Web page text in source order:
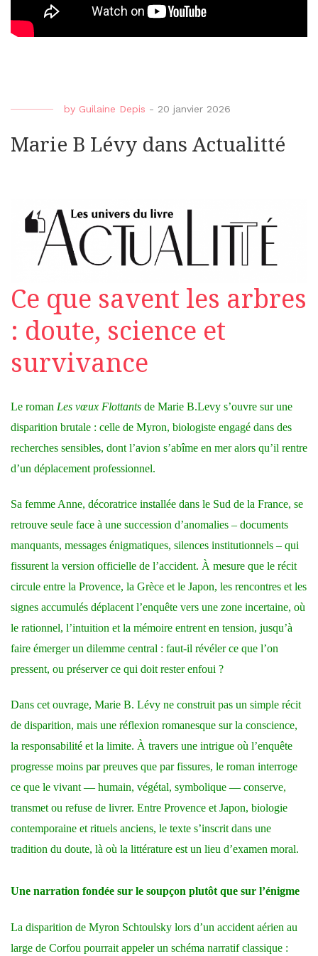
by Guilaine Depis - 20 janvier 2026
Marie B Lévy dans Actualitté
Ce que savent les arbres
: doute, science et
survivance
Le roman Les vœux Flottants de Marie B.Levy s’ouvre sur une
disparition brutale : celle de Myron, biologiste engagé dans des
recherches sensibles, dont l’avion s’abîme en mer alors qu’il rentre
d’un déplacement professionnel.
Sa femme Anne, décoratrice installée dans le Sud de la France, se
retrouve seule face à une succession d’anomalies – documents
manquants, messages énigmatiques, silences institutionnels – qui
fissurent la version officielle de l’accident. À mesure que le récit
circule entre la Provence, la Grèce et le Japon, les rencontres et les
signes accumulés déplacent l’enquête vers une zone incertaine, où
le rationnel, l’intuition et la mémoire entrent en tension, jusqu’à
faire émerger un dilemme central : faut-il révéler ce que l’on
pressent, ou préserver ce qui doit rester enfoui ?
Dans cet ouvrage, Marie B. Lévy ne construit pas un simple récit
de disparition, mais une réflexion romanesque sur la conscience,
la responsabilité et la limite. À travers une intrigue où l’enquête
progresse moins par preuves que par fissures, le roman interroge
ce que le vivant — humain, végétal, symbolique — conserve,
transmet ou refuse de livrer. Entre Provence et Japon, biologie
contemporaine et rituels anciens, le texte s’inscrit dans une
tradition du doute, là où la littérature est un lieu d’examen moral.
Une narration fondée sur le soupçon plutôt que sur l’énigme
La disparition de Myron Schtoulsky lors d’un accident aérien au
large de Corfou pourrait appeler un schéma narratif classique :